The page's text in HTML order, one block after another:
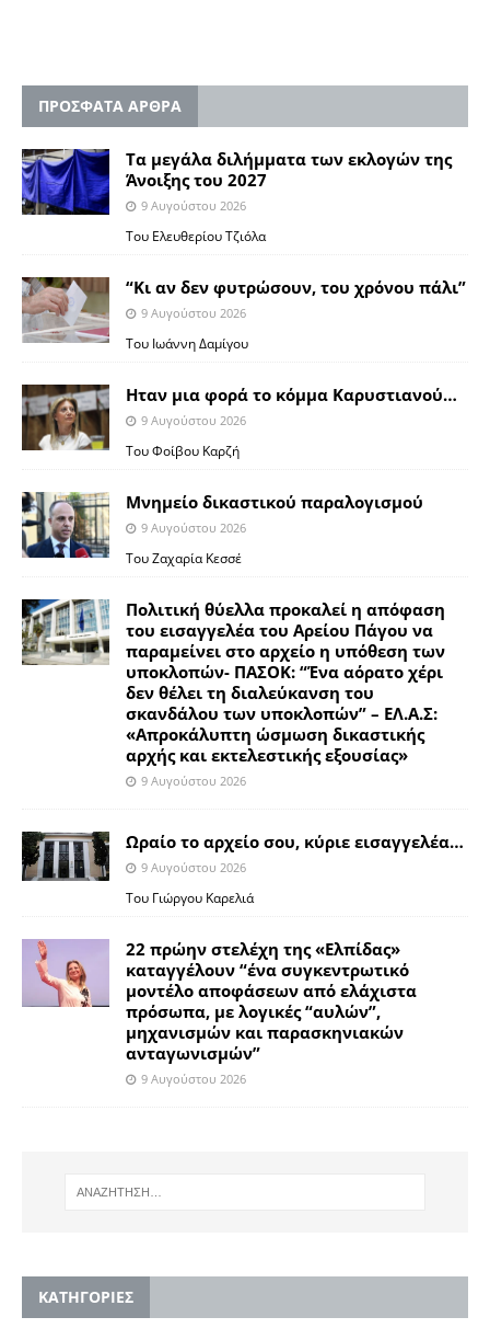
ΠΡΟΣΦΑΤΑ ΑΡΘΡΑ
Τα μεγάλα διλήμματα των εκλογών της
Άνοιξης του 2027
9 Αυγούστου 2026
Του Ελευθερίου Τζιόλα
“Κι αν δεν φυτρώσουν, του χρόνου πάλι”
9 Αυγούστου 2026
Toυ Ιωάννη Δαμίγου
Ηταν μια φορά το κόμμα Καρυστιανού…
9 Αυγούστου 2026
Του Φοίβου Καρζή
Μνημείο δικαστικού παραλογισμού
9 Αυγούστου 2026
Του Ζαχαρία Κεσσέ
Πολιτική θύελλα προκαλεί η απόφαση
του εισαγγελέα του Αρείου Πάγου να
παραμείνει στο αρχείο η υπόθεση των
υποκλοπών- ΠΑΣΟΚ: “Ένα αόρατο χέρι
δεν θέλει τη διαλεύκανση του
σκανδάλου των υποκλοπών” – ΕΛ.Α.Σ:
«Απροκάλυπτη ώσμωση δικαστικής
αρχής και εκτελεστικής εξουσίας»
9 Αυγούστου 2026
Ωραίο το αρχείο σου, κύριε εισαγγελέα…
9 Αυγούστου 2026
Του Γιώργου Καρελιά
22 πρώην στελέχη της «Ελπίδας»
καταγγέλουν “ένα συγκεντρωτικό
μοντέλο αποφάσεων από ελάχιστα
πρόσωπα, με λογικές “αυλών”,
μηχανισμών και παρασκηνιακών
ανταγωνισμών”
9 Αυγούστου 2026
KΑΤΗΓΟΡΙΕΣ